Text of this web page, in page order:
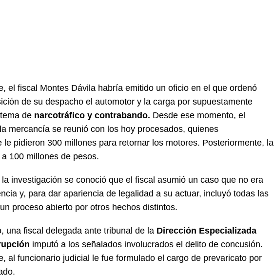
el fiscal Montes Dávila habría emitido un oficio en el que ordenó
de su despacho el automotor y la carga por supuestamente
de narcotráfico y contrabando. Desde ese momento, el
mercancía se reunió con los hoy procesados, quienes
le pidieron 300 millones para retornar los motores. Posteriormente, la
100 millones de pesos.
investigación se conoció que el fiscal asumió un caso que no era
y, para dar apariencia de legalidad a su actuar, incluyó todas las
proceso abierto por otros hechos distintos.
una fiscal delegada ante tribunal de la Dirección Especializada
imputó a los señalados involucrados el delito de concusión.
al funcionario judicial le fue formulado el cargo de prevaricato por